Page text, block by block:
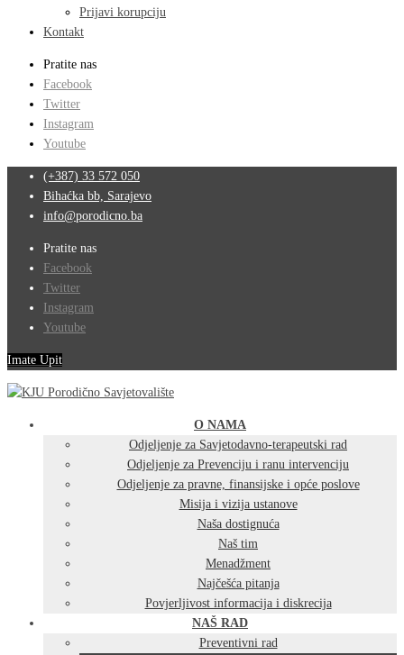
Prijavi korupciju
Kontakt
Pratite nas
Facebook
Twitter
Instagram
Youtube
(+387) 33 572 050
Bihaćka bb, Sarajevo
info@porodicno.ba
Pratite nas
Facebook
Twitter
Instagram
Youtube
Imate Upit
O NAMA
Odjeljenje za Savjetodavno-terapeutski rad
Odjeljenje za Prevenciju i ranu intervenciju
Odjeljenje za pravne, finansijske i opće poslove
Misija i vizija ustanove
Naša dostignuća
Naš tim
Menadžment
Najčešća pitanja
Povjerljivost informacija i diskrecija
NAŠ RAD
Preventivni rad